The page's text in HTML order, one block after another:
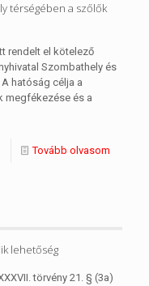
térségében a szőlők
rendelt el kötelező
Szombathely és
hatóság célja a
megfékezése és a
Tovább olvasom
lehetőség
törvény 21. § (3a)